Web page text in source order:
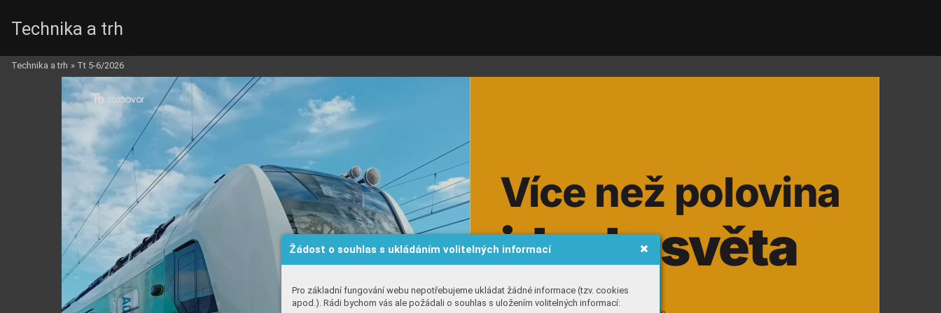
Žádost o souhlas s ukládáním volitelných informací
Pro základní fungování webu nepotřebujeme ukládat žádné informace (tzv. cookies
apod.). Rádi bychom vás ale požádali o souhlas s uložením volitelných informací:
rho
rho
Více než polovina
jde do světa
Technika a trh
Technika a trh » Tt 5-6/2026